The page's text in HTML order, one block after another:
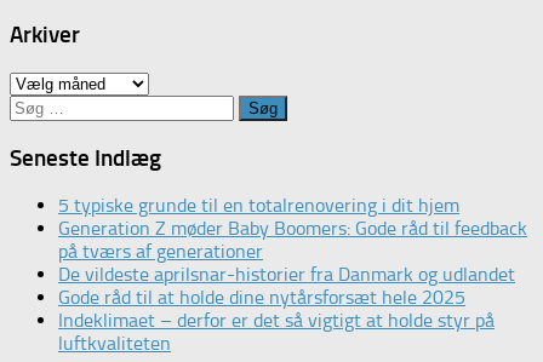
Arkiver
Arkiver
Søg
efter:
Seneste Indlæg
5 typiske grunde til en totalrenovering i dit hjem
Generation Z møder Baby Boomers: Gode råd til feedback
på tværs af generationer
De vildeste aprilsnar-historier fra Danmark og udlandet
Gode råd til at holde dine nytårsforsæt hele 2025
Indeklimaet – derfor er det så vigtigt at holde styr på
luftkvaliteten